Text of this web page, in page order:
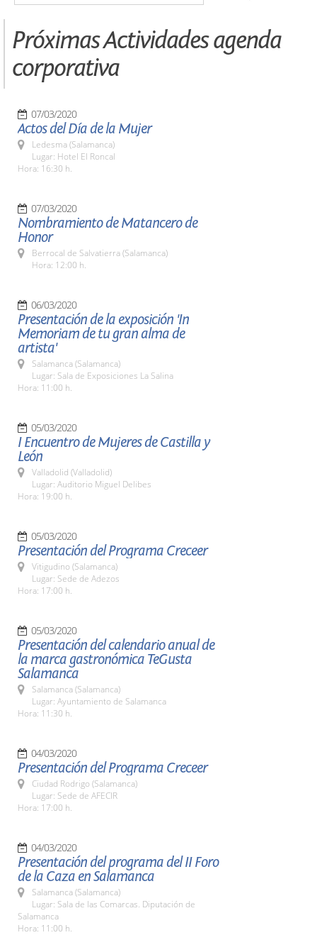
Próximas Actividades agenda
corporativa
07/03/2020
Actos del Día de la Mujer
Ledesma (Salamanca)
Lugar: Hotel El Roncal
Hora: 16:30 h.
07/03/2020
Nombramiento de Matancero de
Honor
Berrocal de Salvatierra (Salamanca)
Hora: 12:00 h.
06/03/2020
Presentación de la exposición 'In
Memoriam de tu gran alma de
artista'
Salamanca (Salamanca)
Lugar: Sala de Exposiciones La Salina
Hora: 11:00 h.
05/03/2020
I Encuentro de Mujeres de Castilla y
León
Valladolid (Valladolid)
Lugar: Auditorio Miguel Delibes
Hora: 19:00 h.
05/03/2020
Presentación del Programa Creceer
Vitigudino (Salamanca)
Lugar: Sede de Adezos
Hora: 17:00 h.
05/03/2020
Presentación del calendario anual de
la marca gastronómica TeGusta
Salamanca
Salamanca (Salamanca)
Lugar: Ayuntamiento de Salamanca
Hora: 11:30 h.
04/03/2020
Presentación del Programa Creceer
Ciudad Rodrigo (Salamanca)
Lugar: Sede de AFECIR
Hora: 17:00 h.
04/03/2020
Presentación del programa del II Foro
de la Caza en Salamanca
Salamanca (Salamanca)
Lugar: Sala de las Comarcas. Diputación de
Salamanca
Hora: 11:00 h.